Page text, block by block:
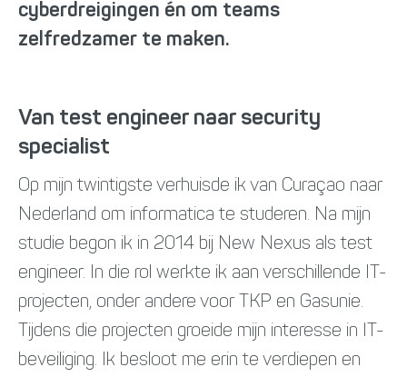
cyberdreigingen én om teams
zelfredzamer te maken.
Van test engineer naar security
specialist
Op mijn twintigste verhuisde ik van Curaçao naar
Nederland om informatica te studeren. Na mijn
studie begon ik in 2014 bij New Nexus als test
engineer. In die rol werkte ik aan verschillende IT-
projecten, onder andere voor TKP en Gasunie.
Tijdens die projecten groeide mijn interesse in IT-
beveiliging. Ik besloot me erin te verdiepen en